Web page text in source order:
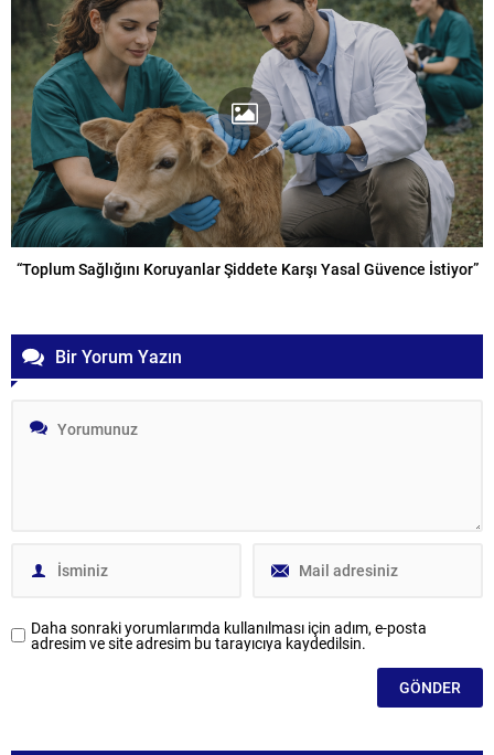
“Toplum Sağlığını Koruyanlar Şiddete Karşı Yasal Güvence İstiyor”
Bir Yorum Yazın
Daha sonraki yorumlarımda kullanılması için adım, e-posta
adresim ve site adresim bu tarayıcıya kaydedilsin.